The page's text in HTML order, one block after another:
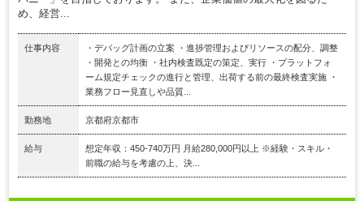
め、経営...
仕事内容
・デバッグ計画の立案 ・進捗管理およびリソースの配分、調整
・開発との均衡 ・社内検査既定の策定、実行 ・プラットフォ
ーム規定チェックの進行と管理、出荷する前の最終検査実施 ・
業務フロー見直しや品質...
勤務地 京都府京都市
給与
想定年収：450-740万円 月給280,000円以上 ※経験・スキル・
前職の給与を考慮の上、決...